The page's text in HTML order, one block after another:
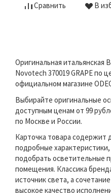
Сравнить В
Оригинальная итальянская
Novotech 370019 GRAPE по
официальном магазине
Выбирайте оригинальные
доступным ценам от 99
по Москве и России.
Карточка товара содержит
подробные
подобрать осветительные
помещения. Классика
источник света, а
высокое качество